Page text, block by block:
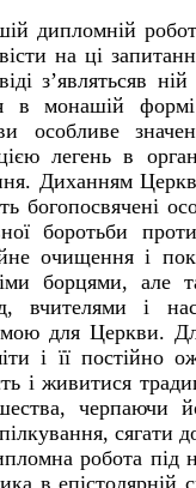
дипломній
на ці
з’являтьсяв
в монашій
особливе
легень в
Диханням
богопосвячені
боротьби
очищення і
борцями, але
вчителями і
для Церкви.
і її постійно
і живитися
черпаючи
сягати
робота під